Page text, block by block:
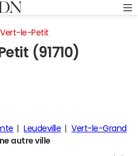
Vert-le-Petit
(91710)
Leudeville
Vert-le-Grand
autre ville